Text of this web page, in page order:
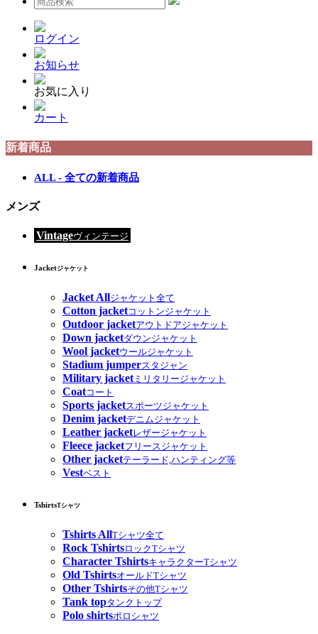
ログイン
お知らせ
お気に入り
カート
新着商品
ALL - 全ての新着商品
メンズ
Vintageヴィンテージ
Jacketジャケット
Jacket Allジャケット全て
Cotton jacketコットンジャケット
Outdoor jacketアウトドアジャケット
Down jacketダウンジャケット
Wool jacketウールジャケット
Stadium jumperスタジャン
Military jacketミリタリージャケット
Coatコート
Sports jacketスポーツジャケット
Denim jacketデニムジャケット
Leather jacketレザージャケット
Fleece jacketフリースジャケット
Other jacketテーラード,ハンティング等
Vestベスト
TshirtsTシャツ
Tshirts AllTシャツ全て
Rock TshirtsロックTシャツ
Character TshirtsキャラクターTシャツ
Old TshirtsオールドTシャツ
Other Tshirtsその他Tシャツ
Tank topタンクトップ
Polo shirtsポロシャツ